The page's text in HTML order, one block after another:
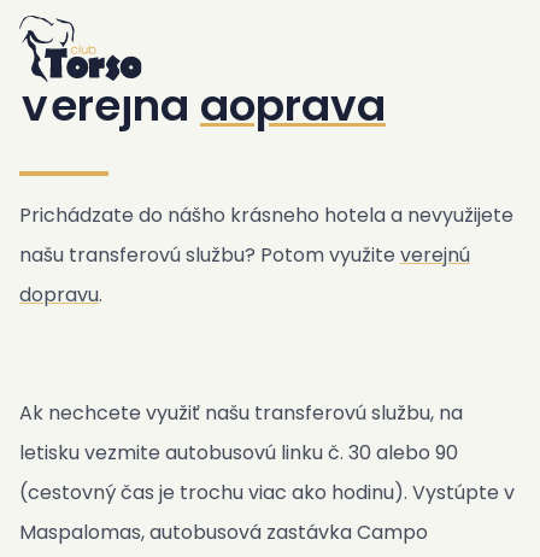
Ubytovanie
Rezort
Bazén a Jacuzzi
Raňajky
Bar a Bistro
Záhrada a Vonkajšie priestory
Fitness a Sauna
Kotolňa
Lokalita
Zásady
Verejná doprava
Fotografie
Home
Verejná doprava
Prichádzate do nášho krásneho hotela a nevyužijete
našu transferovú službu? Potom využite verejnú
dopravu.
Ak nechcete využiť našu transferovú službu, na
letisku vezmite autobusovú linku č. 30 alebo 90
(cestovný čas je trochu viac ako hodinu). Vystúpte v
Maspalomas, autobusová zastávka Campo